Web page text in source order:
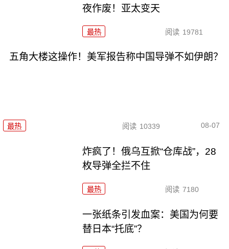
夜作废！亚太变天
最热 阅读 19781
五角大楼这操作！美军报告称中国导弹不如伊朗？
最热 阅读 10339 08-07
炸疯了！俄乌互掀“仓库战”，28
枚导弹全拦不住
最热 阅读 7180
一张纸条引发血案：美国为何要
替日本“托底”？